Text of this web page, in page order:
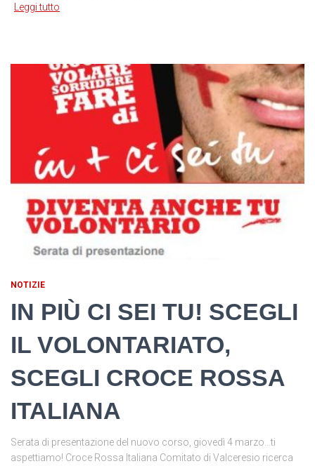
Leggi tutto
NOTIZIE
IN PIÙ CI SEI TU! SCEGLI
IL VOLONTARIATO,
SCEGLI CROCE ROSSA
ITALIANA
Serata di presentazione del nuovo corso, giovedì 4 marzo…ti
aspettiamo! Croce Rossa Italiana Comitato di Valceresio ricerca